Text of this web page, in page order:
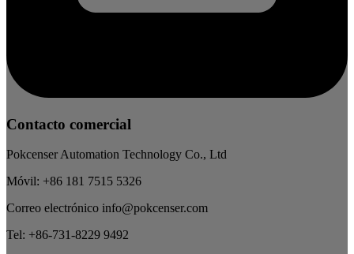
Contacto comercial
Pokcenser Automation Technology Co., Ltd
Móvil: +86 181 7515 5326
Correo electrónico info@pokcenser.com
Tel: +86-731-8229 9492